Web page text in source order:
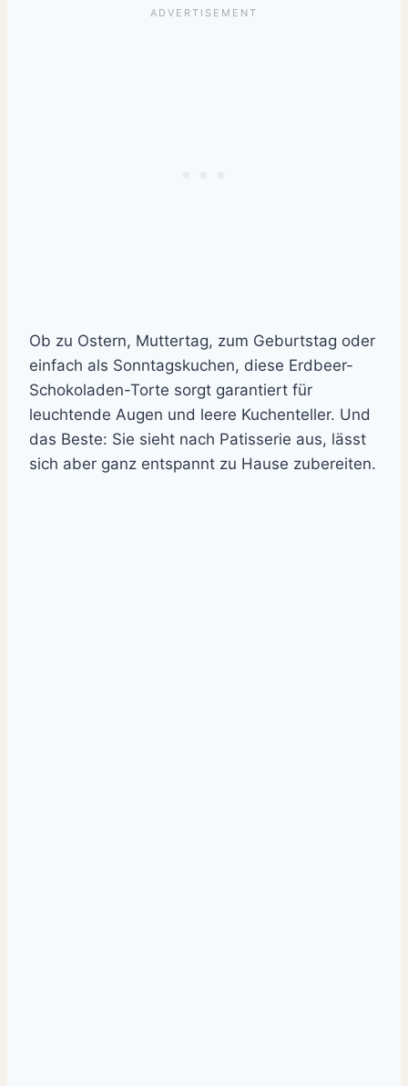
Ob zu Ostern, Muttertag, zum Geburtstag oder
einfach als Sonntagskuchen, diese Erdbeer-
Schokoladen-Torte sorgt garantiert für
leuchtende Augen und leere Kuchenteller. Und
das Beste: Sie sieht nach Patisserie aus, lässt
sich aber ganz entspannt zu Hause zubereiten.